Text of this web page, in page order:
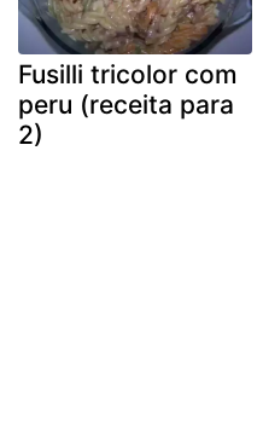
Fusilli tricolor com
peru (receita para
2)